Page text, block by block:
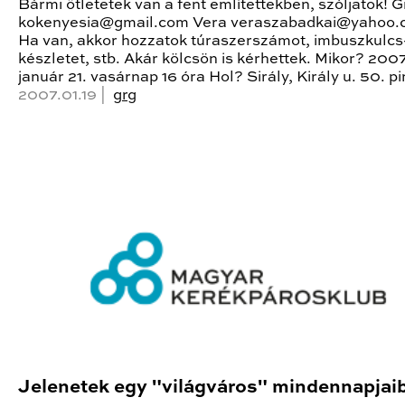
Bármi ötletetek van a fent említettekben, szóljatok!
kokenyesia@gmail.com Vera
Ha van, akkor hozzatok túraszerszámot,
készletet, stb. Akár kölcsön is kérhettek. Mikor?
január 21. vasárnap 16 óra Hol? Sirály, Király u. 50.
2007.01.19 | grg
Jelenetek egy "világváros"